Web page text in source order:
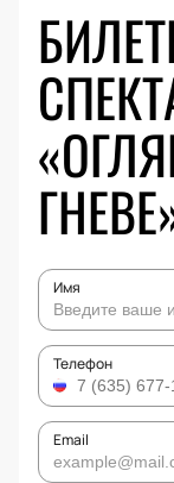
Имя
Телефон
Email